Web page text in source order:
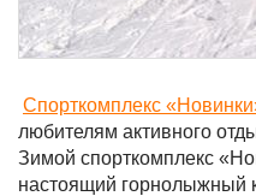
Cпорткомплекс
любителям активного
Зимой спорткомплекс
настоящий горнолыжный